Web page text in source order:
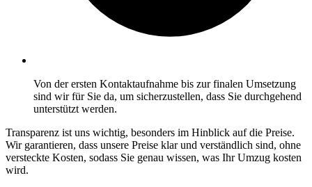
Von der ersten Kontaktaufnahme bis zur finalen Umsetzung
sind wir für Sie da, um sicherzustellen, dass Sie durchgehend
unterstützt werden.
Transparenz ist uns wichtig, besonders im Hinblick auf die Preise.
Wir garantieren, dass unsere Preise klar und verständlich sind, ohne
versteckte Kosten, sodass Sie genau wissen, was Ihr Umzug kosten
wird.